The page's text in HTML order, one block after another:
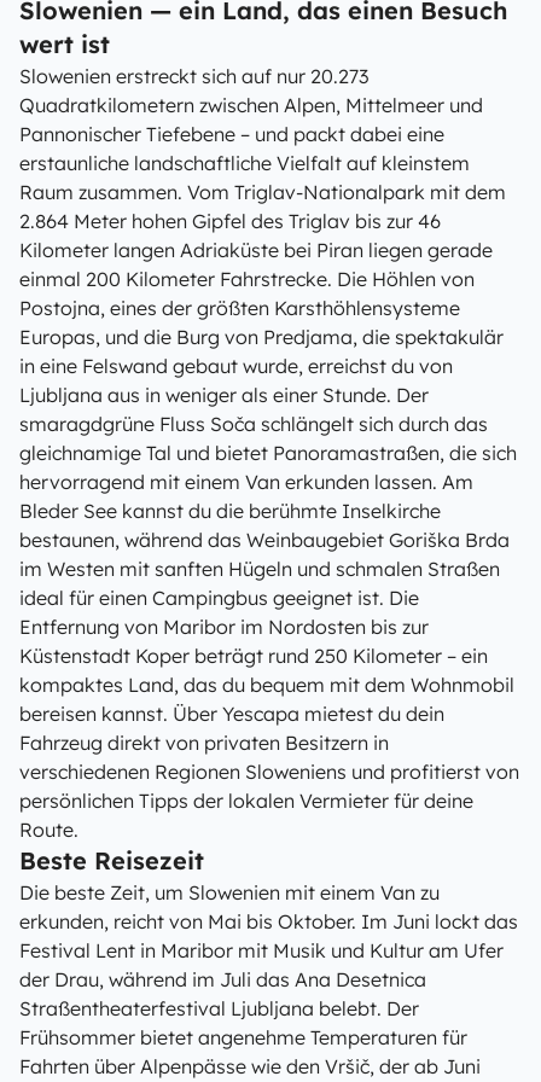
Slowenien — ein Land, das einen Besuch
wert ist
Slowenien erstreckt sich auf nur 20.273
Quadratkilometern zwischen Alpen, Mittelmeer und
Pannonischer Tiefebene – und packt dabei eine
erstaunliche landschaftliche Vielfalt auf kleinstem
Raum zusammen. Vom Triglav-Nationalpark mit dem
2.864 Meter hohen Gipfel des Triglav bis zur 46
Kilometer langen Adriaküste bei Piran liegen gerade
einmal 200 Kilometer Fahrstrecke. Die Höhlen von
Postojna, eines der größten Karsthöhlensysteme
Europas, und die Burg von Predjama, die spektakulär
in eine Felswand gebaut wurde, erreichst du von
Ljubljana aus in weniger als einer Stunde. Der
smaragdgrüne Fluss Soča schlängelt sich durch das
gleichnamige Tal und bietet Panoramastraßen, die sich
hervorragend mit einem Van erkunden lassen. Am
Bleder See kannst du die berühmte Inselkirche
bestaunen, während das Weinbaugebiet Goriška Brda
im Westen mit sanften Hügeln und schmalen Straßen
ideal für einen Campingbus geeignet ist. Die
Entfernung von Maribor im Nordosten bis zur
Küstenstadt Koper beträgt rund 250 Kilometer – ein
kompaktes Land, das du bequem mit dem Wohnmobil
bereisen kannst. Über Yescapa mietest du dein
Fahrzeug direkt von privaten Besitzern in
verschiedenen Regionen Sloweniens und profitierst von
persönlichen Tipps der lokalen Vermieter für deine
Route.
Beste Reisezeit
Die beste Zeit, um Slowenien mit einem Van zu
erkunden, reicht von Mai bis Oktober. Im Juni lockt das
Festival Lent in Maribor mit Musik und Kultur am Ufer
der Drau, während im Juli das Ana Desetnica
Straßentheaterfestival Ljubljana belebt. Der
Frühsommer bietet angenehme Temperaturen für
Fahrten über Alpenpässe wie den Vršič, der ab Juni